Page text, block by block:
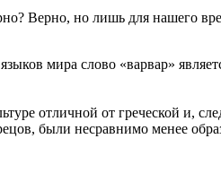
Верно, но лишь для нашего
мира слово «варвар»
отличной от греческой и,
были несравнимо менее